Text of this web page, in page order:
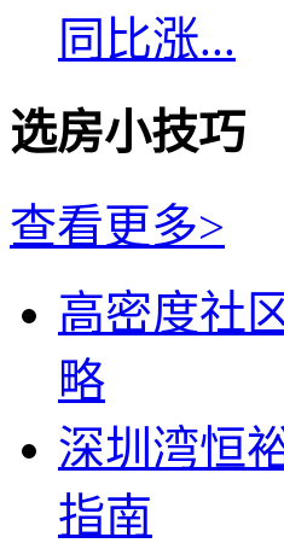
同比涨...
选房小技巧
查看更多>
高密度社
略
深圳湾恒
指南